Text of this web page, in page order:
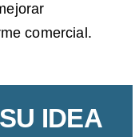
comercial.
IDEA